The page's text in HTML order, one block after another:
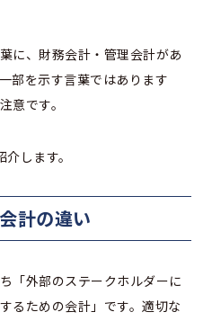
に、財務会計・管理会計があ
部を示す言葉ではあります
意です。
します。
計の違い
「外部のステークホルダーに
るための会計」です。適切な